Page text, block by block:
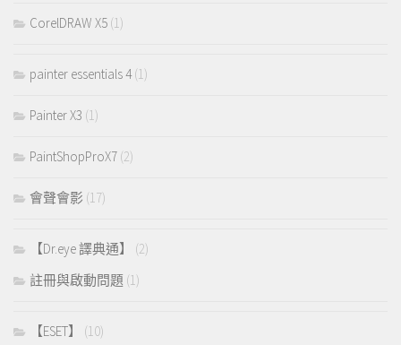
CorelDRAW X5 (1)
painter essentials 4(1)
Painter X3 (1)
PaintShopProX7 (2)
會聲會影 (17)
【Dr.eye 譯典通】
(2)
註冊與啟動問題 (1)
【ESET】
(10)